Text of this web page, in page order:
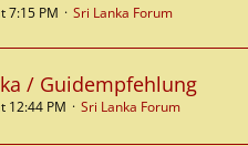
7:15 PM Sri Lanka Forum
/ Guidempfehlung
12:44 PM Sri Lanka Forum